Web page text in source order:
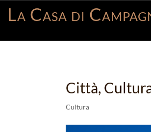
La Casa di
Città,
Cultura